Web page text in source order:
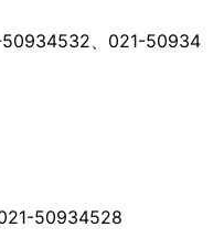
50934532、021-50934
50934528